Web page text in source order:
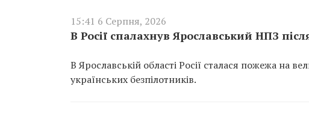
15:41 6 Серпня, 2026
В Росії спалахнув Ярославський НПЗ
В Ярославській області Росії сталася пожежа на
українських безпілотників.